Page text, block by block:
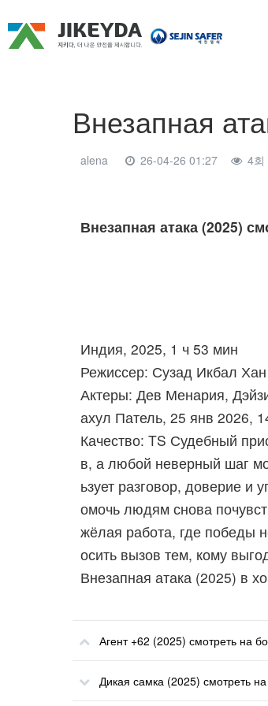
Внезапная
alena 26-04-26 01:27 4회
본문
Внезапная атака (2025)
Индия, 2025, 1 ч 53 мин
Режиссер: Сузад Икбал Хан
Актеры: Дев Менария,
ахул Патель, 25 янв 2026,
Качество: TS Судебный
в, а любой неверный шаг
ьзует разговор, доверие и
омочь людям снова
жёлая работа, где победы
осить вызов тем, кому
Внезапная атака (2025) в
Агент +62 (2025) смотреть на
Дикая самка (2025) смотреть